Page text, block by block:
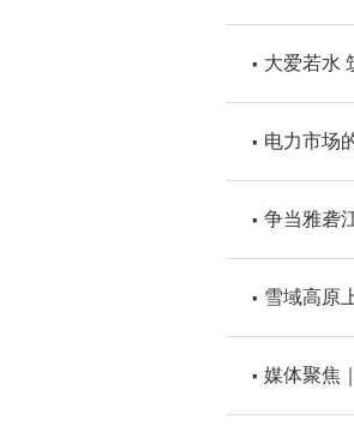
大爱若水
电力市场
争当雅砻
雪域高原
媒体聚焦